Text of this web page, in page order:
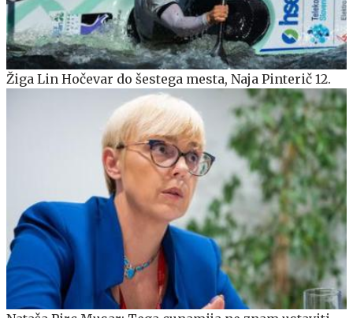
Žiga Lin Hočevar do šestega mesta, Naja Pinterič 12.